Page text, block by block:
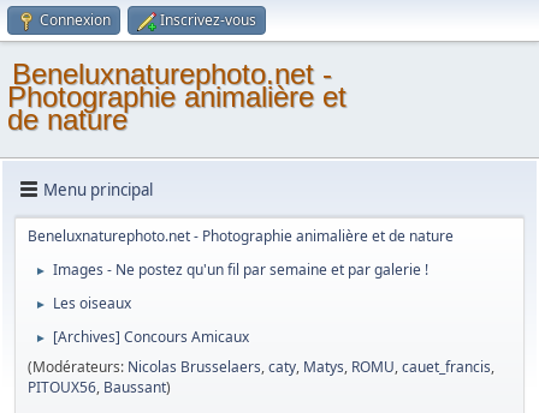
Connexion Inscrivez-vous
Beneluxnaturephoto.net -
Photographie animalière et
de nature
Menu principal
Beneluxnaturephoto.net - Photographie animalière et de nature
► Images - Ne postez qu'un fil par semaine et par galerie !
► Les oiseaux
►
[Archives] Concours Amicaux
(Modérateurs: Nicolas Brusselaers,caty, Matys, ROMU,cauet_francis,
PITOUX56, Baussant)